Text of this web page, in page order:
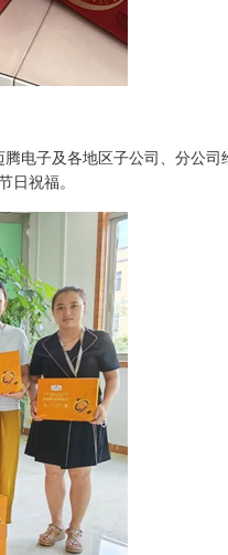
电子及各地区子公司、分公司
日祝福。